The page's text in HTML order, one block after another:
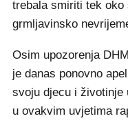
trebala smiriti tek
grmljavinsko
Osim upozorenja
je danas ponovno
svoju djecu i životinje
u ovakvim uvjetima